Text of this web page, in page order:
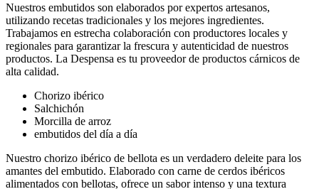
Nuestros embutidos son elaborados por expertos artesanos,
utilizando recetas tradicionales y los mejores ingredientes.
Trabajamos en estrecha colaboración con productores locales y
regionales para garantizar la frescura y autenticidad de nuestros
productos. La Despensa es tu proveedor de productos cárnicos de
alta calidad.
Chorizo ibérico
Salchichón
Morcilla de arroz
embutidos del día a día
Nuestro chorizo ibérico de bellota es un verdadero deleite para los
amantes del embutido. Elaborado con carne de cerdos ibéricos
alimentados con bellotas, ofrece un sabor intenso y una textura